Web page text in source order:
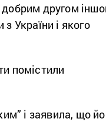
другом
України і якого
помістили
і заявила, що